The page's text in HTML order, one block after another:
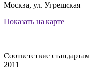
Москва, ул. Угрешская
Показать на карте
Соответствие стандартам
2011